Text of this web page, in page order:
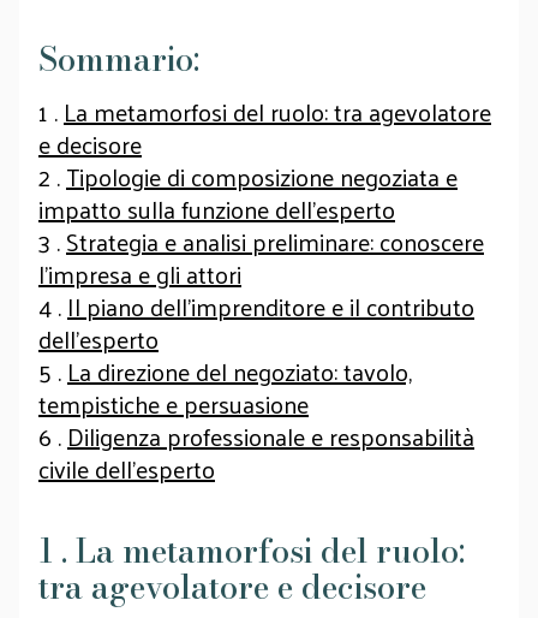
Sommario:
1 .La metamorfosi del ruolo: tra agevolatore
e decisore
2 .Tipologie di composizione negoziata e
impatto sulla funzione dell’esperto
3 .Strategia e analisi preliminare: conoscere
l’impresa e gli attori
4 .Il piano dell’imprenditore e il contributo
dell’esperto
5 .La direzione del negoziato: tavolo,
tempistiche e persuasione
6 .Diligenza professionale e responsabilità
civile dell’esperto
1 . La metamorfosi del ruolo:
tra agevolatore e decisore